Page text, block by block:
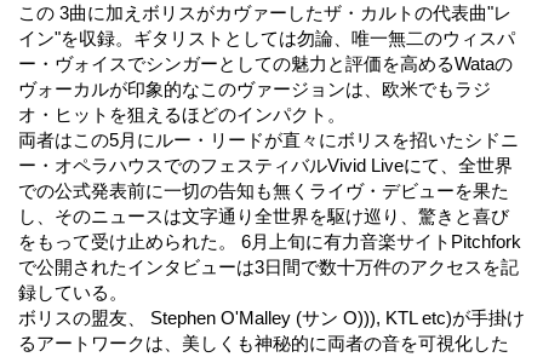
この 3曲に加えボリスがカヴァーしたザ・カルトの代表曲"レ
イン"を収録。ギタリストとしては勿論、唯一無二のウィスパ
ー・ヴォイスでシンガーとしての魅力と評価を高めるWataの
ヴォーカルが印象的なこのヴァージョンは、欧米でもラジ
オ・ヒットを狙えるほどのインパクト。
両者はこの5月にルー・リードが直々にボリスを招いたシドニ
ー・オペラハウスでのフェスティバルVivid Liveにて、全世界
での公式発表前に一切の告知も無くライヴ・デビューを果た
し、そのニュースは文字通り全世界を駆け巡り、驚きと喜び
をもって受け止められた。 6月上旬に有力音楽サイトPitchfork
で公開されたインタビューは3日間で数十万件のアクセスを記
録している。
ボリスの盟友、 Stephen O'Malley (サン O))), KTL etc)が手掛け
るアートワークは、美しくも神秘的に両者の音を可視化した